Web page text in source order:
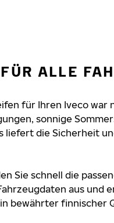
ALLE
für Ihren Iveco war
sonnige
liefert die Sicherheit
Sie schnell die
aus und
bewährter finnischer